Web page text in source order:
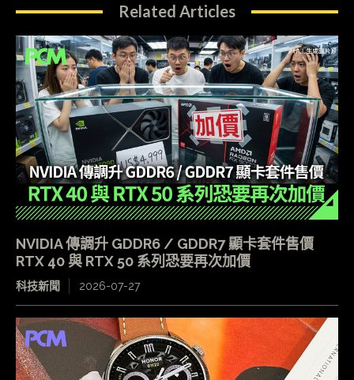
Related Articles
NVIDIA 傳調升 GDDR6 / GDDR7 顯卡套件售價
RTX 40 與 RTX 50 系列恐要再次加價
科技新聞 2026-07-27